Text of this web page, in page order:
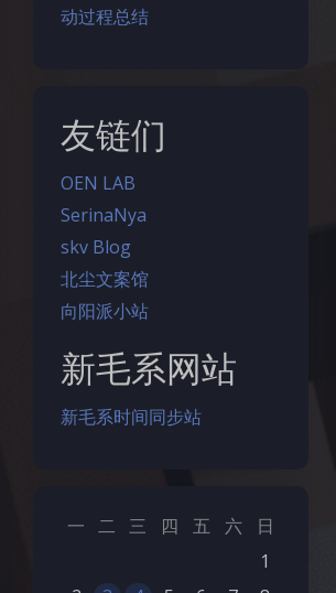
动过程总结
友链们
OEN LAB
SerinaNya
skv Blog
北尘文案馆
向阳派小站
新毛系网站
新毛系时间同步站
一 二 三 四 五 六
日
1